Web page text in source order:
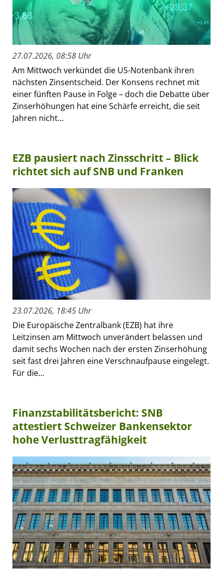
27.07.2026, 08:58 Uhr
Am Mittwoch verkündet die US-Notenbank ihren
nächsten Zinsentscheid. Der Konsens rechnet mit
einer fünften Pause in Folge – doch die Debatte über
Zinserhöhungen hat eine Schärfe erreicht, die seit
Jahren nicht...
EZB pausiert nach Zinsschritt – Blick
richtet sich auf SNB und Franken
23.07.2026, 18:45 Uhr
Die Europäische Zentralbank (EZB) hat ihre
Leitzinsen am Mittwoch unverändert belassen und
damit sechs Wochen nach der ersten Zinserhöhung
seit fast drei Jahren eine Verschnaufpause eingelegt.
Für die...
Finanzstabilitätsbericht: SNB
attestiert Schweizer Bankensektor
hohe Verlusttragfähigkeit